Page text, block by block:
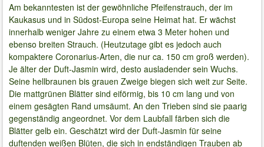
Am bekanntesten ist der gewöhnliche Pfeifenstrauch, der im
Kaukasus und in Südost-Europa seine Heimat hat. Er wächst
innerhalb weniger Jahre zu einem etwa 3 Meter hohen und
ebenso breiten Strauch. (Heutzutage gibt es jedoch auch
kompaktere Coronarius-Arten, die nur ca. 150 cm groß werden).
Je älter der Duft-Jasmin wird, desto ausladender sein Wuchs.
Seine hellbraunen bis grauen Zweige biegen sich weit zur Seite.
Die mattgrünen Blätter sind eiförmig, bis 10 cm lang und von
einem gesägten Rand umsäumt. An den Trieben sind sie paarig
gegenständig angeordnet. Vor dem Laubfall färben sich die
Blätter gelb ein. Geschätzt wird der Duft-Jasmin für seine
duftenden weißen Blüten, die sich in endständigen Trauben ab